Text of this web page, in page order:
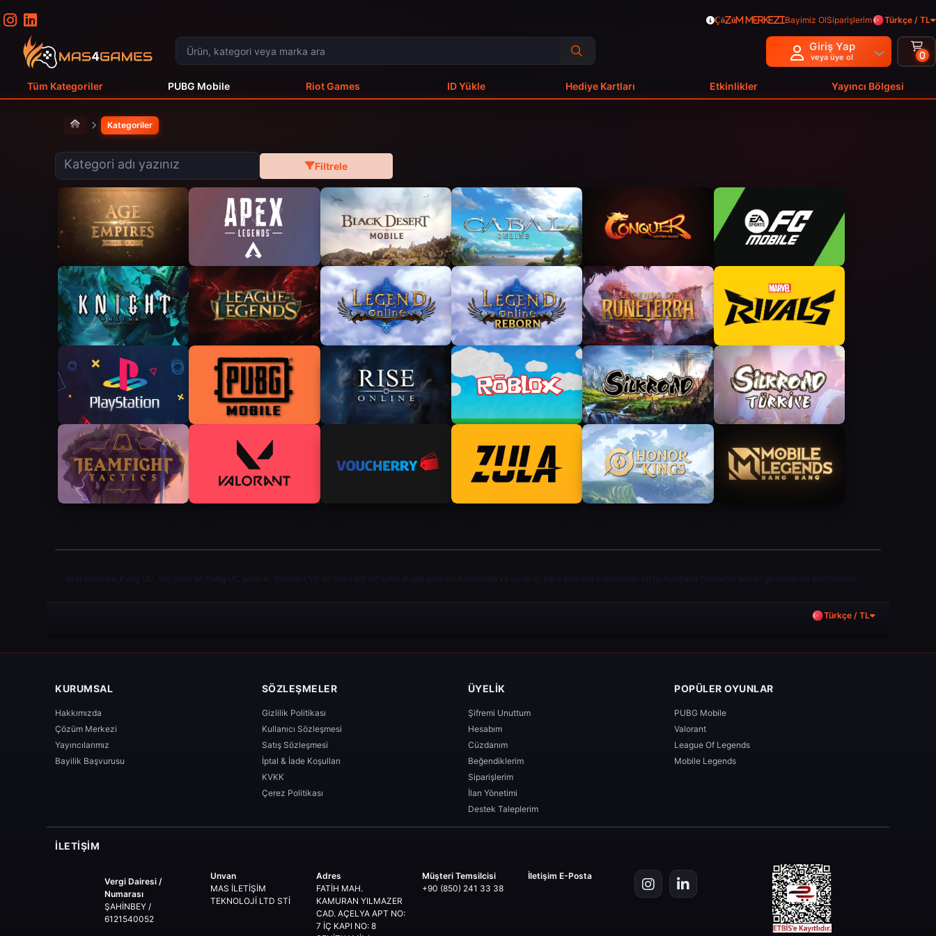
Çözüm MerkeziBayimiz OlSiparişlerim Türkçe / TL
Giriş Yap
veya üye ol 0
Tüm Kategoriler PUBG Mobile Riot Games ID Yükle Hediye Kartları Etkinlikler Yayıncı Bölgesi
Kategoriler
Filtrele
Mas4Games, Pubg UC, UC satın al, Pubg UC satın al, Valorant VP ve Valorant VP satın al gibi popüler konularda ve oyun içi para birimleri konusunda en iyi fiyatlarla hizmetler sunan güvenilir bir platformdur.
Türkçe / TL
KURUMSAL
Hakkımızda
Çözüm Merkezi
Yayıncılarımız
Bayilik Başvurusu
SÖZLEŞMELER
Gizlilik Politikası
Kullanıcı Sözleşmesi
Satış Sözleşmesi
İptal & İade Koşulları
KVKK
Çerez Politikası
ÜYELIK
Şifremi Unuttum
Hesabım
Cüzdanım
Beğendiklerim
Siparişlerim
İlan Yönetimi
Destek Taleplerim
POPÜLER OYUNLAR
PUBG Mobile
Valorant
League Of Legends
Mobile Legends
İLETIŞIM
Vergi Dairesi /
Numarası
ŞAHİNBEY /
6121540052
Unvan
MAS İLETİŞİM
TEKNOLOJİ LTD STİ
Adres
FATİH MAH.
KAMURAN YILMAZER
CAD. AÇELYA APT NO:
7 İÇ KAPI NO: 8
Müşteri Temsilcisi
+90 (850) 241 33 38
İletişim E-Posta